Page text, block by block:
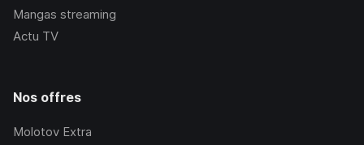
Mangas streaming
Actu TV
Nos offres
Molotov Extra